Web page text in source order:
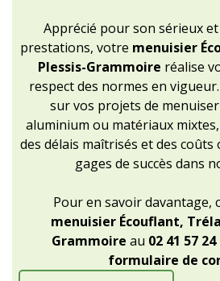
Apprécié pour son sérieux
prestations, votre menuisier
Plessis-Grammoire réalise
respect des normes en
sur vos projets de
aluminium ou matériaux
des délais maîtrisés et des
gages de succès dans
Pour en savoir davantage,
menuisier Écouflant,
Grammoire au 02 41 57 24
formulaire de